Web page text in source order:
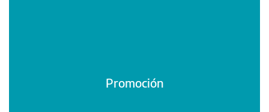
Promoción